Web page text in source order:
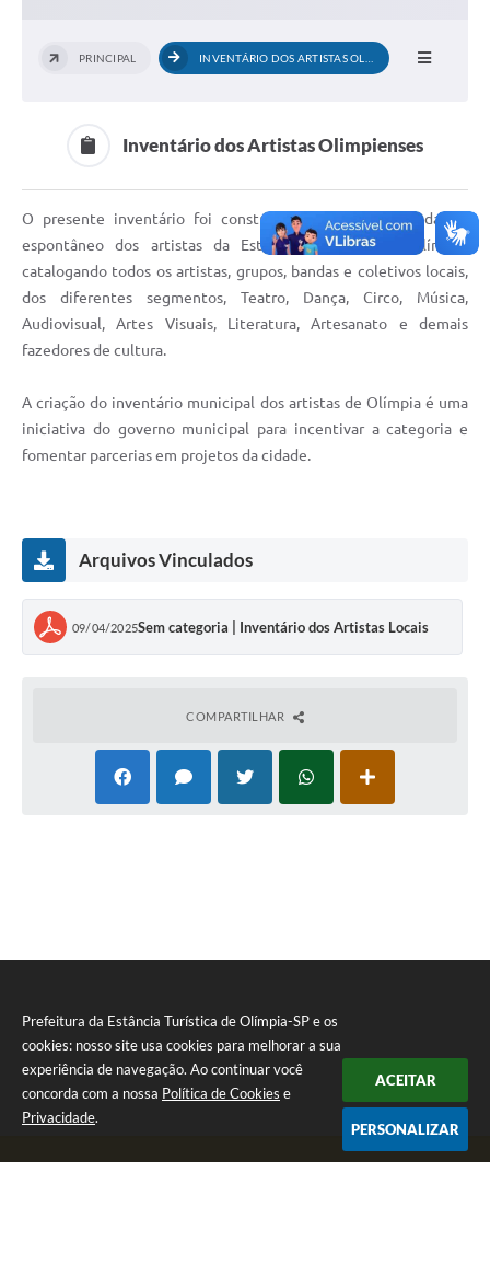
Prefeitura da Estância Turística de Olímpia-SP e os
cookies: nosso site usa cookies para melhorar a sua
experiência de navegação. Ao continuar você
concorda com a nossa Política de Cookies e
Privacidade.
ACEITAR
PERSONALIZAR
PRINCIPAL
Inventário dos Artistas Olimpienses
O presente inventário foi construído com base no cadastro
espontâneo dos artistas da Estância Turística de Olímpia,
catalogando todos os artistas, grupos, bandas e coletivos locais,
dos diferentes segmentos, Teatro, Dança, Circo, Música,
Audiovisual, Artes Visuais, Literatura, Artesanato e demais
fazedores de cultura.
A criação do inventário municipal dos artistas de Olímpia é uma
iniciativa do governo municipal para incentivar a categoria e
fomentar parcerias em projetos da cidade.
Arquivos Vinculados
09/04/2025Sem categoria | Inventário dos Artistas Locais
COMPARTILHAR